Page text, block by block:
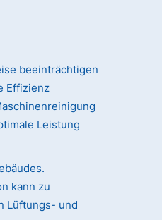
beeinträchtigen
Effizienz
Leistung
kann zu
Lüftungs- und